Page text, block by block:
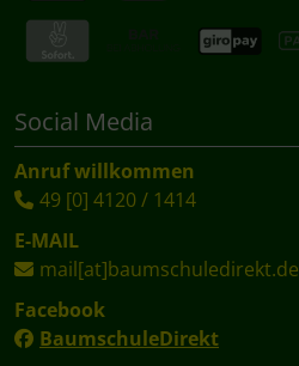
Social Media
Anruf willkommen
49 [0] 4120 / 1414
E-MAIL
mail[at]baumschuledirekt.de
Facebook
BaumschuleDirekt